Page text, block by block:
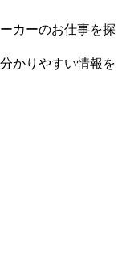
カーのお仕事を探
かりやすい情報を